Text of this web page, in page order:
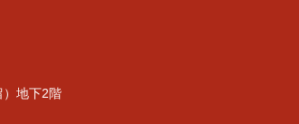
）地下2階